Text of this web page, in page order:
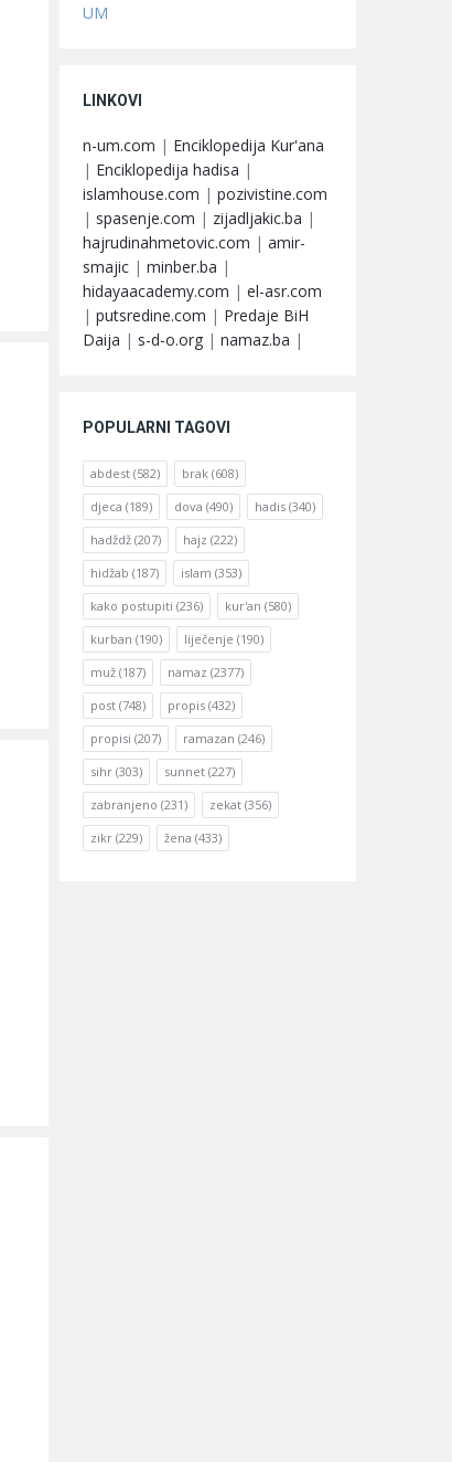
UM
LINKOVI
n-um.com | Enciklopedija Kur'ana
| Enciklopedija hadisa |
islamhouse.com | pozivistine.com
| spasenje.com | zijadljakic.ba |
hajrudinahmetovic.com | amir-
smajic | minber.ba |
hidayaacademy.com | el-asr.com
| putsredine.com | Predaje BiH
Daija | s-d-o.org | namaz.ba |
POPULARNI TAGOVI
abdest (582) brak (608)
djeca (189) dova (490) hadis (340)
hadždž (207) hajz (222)
hidžab (187) islam (353)
kako postupiti (236) kur'an (580)
kurban (190) liječenje (190)
muž (187) namaz (2377)
post (748) propis (432)
propisi (207) ramazan (246)
sihr (303) sunnet (227)
zabranjeno (231) zekat (356)
zikr (229) žena (433)